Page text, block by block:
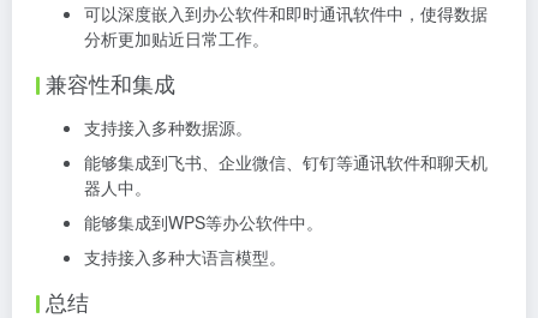
可以深度嵌入到办公软件和即时通讯软件中，使得数据
分析更加贴近日常工作。
兼容性和集成
支持接入多种数据源。
能够集成到飞书、企业微信、钉钉等通讯软件和聊天机
器人中。
能够集成到WPS等办公软件中。
支持接入多种大语言模型。
总结